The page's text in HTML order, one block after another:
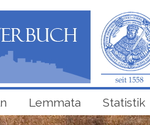
Lemmata Statistik